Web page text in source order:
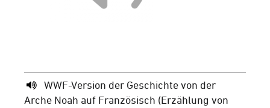
WWF-Version der Geschichte von der
Arche Noah auf Französisch (Erzählung von